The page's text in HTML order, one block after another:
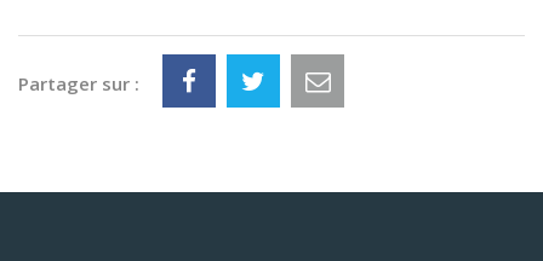
Partager sur :